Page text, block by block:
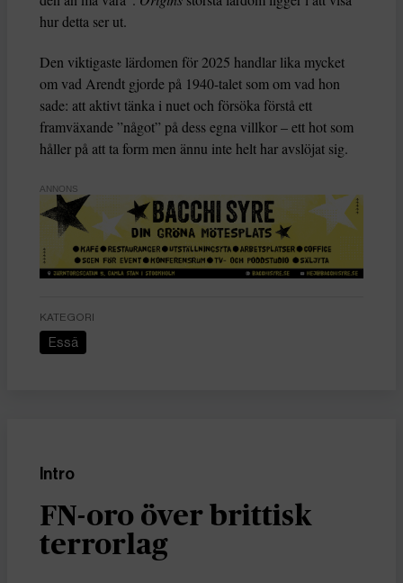
hur detta ser ut.
Den viktigaste lärdomen för 2025 handlar lika mycket
om vad Arendt gjorde på 1940-talet som om vad hon
sade: att aktivt tänka i nuet och försöka förstå ett
framväxande ”något” på dess egna villkor – ett hot som
håller på att ta form men ännu inte helt har avslöjat sig.
ANNONS
KATEGORI
Essä
Intro
FN-oro över brittisk
terrorlag